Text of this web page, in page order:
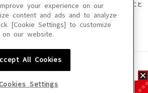
囲を超えて無断で複製、転載、ファイル化などすること
よりご利用いただけない場合があります。
配信内容が変更になる場合があります。
your experience on our
content and ads and to analyze
[Cookie Settings] to customize
our website.
All Cookies
Settings